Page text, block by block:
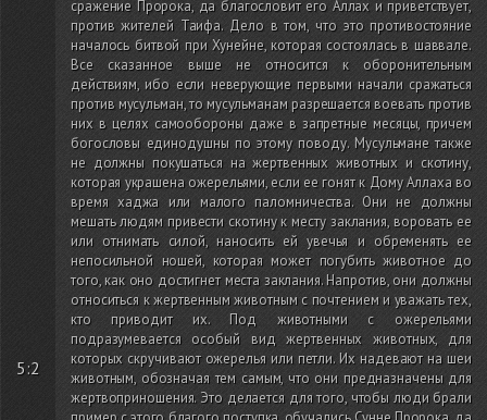
5:2
сражение Пророка, да благословит его Аллах и приветствует,
против жителей Таифа. Дело в том, что это противостояние
началось битвой при Хунейне, которая состоялась в шаввале.
Все сказанное выше не относится к оборонительным
действиям, ибо если неверующие первыми начали сражаться
против мусульман, то мусульманам разрешается воевать против
них в целях самообороны даже в запретные месяцы, причем
богословы единодушны по этому поводу. Мусульмане также
не должны покушаться на жертвенных животных и скотину,
которая украшена ожерельями, если ее гонят к Дому Аллаха во
время хаджа или малого паломничества. Они не должны
мешать людям привести скотину к месту заклания, воровать ее
или отнимать силой, наносить ей увечья и обременять ее
непосильной ношей, которая может погубить животное до
того, как оно достигнет места заклания. Напротив, они должны
относиться к жертвенным животным с почтением и уважать тех,
кто приводит их. Под животными с ожерельями
подразумевается особый вид жертвенных животных, для
которых скручивают ожерелья или петли. Их надевают на шеи
животным, обозначая тем самым, что они предназначены для
жертвоприношения. Это делается для того, чтобы люди брали